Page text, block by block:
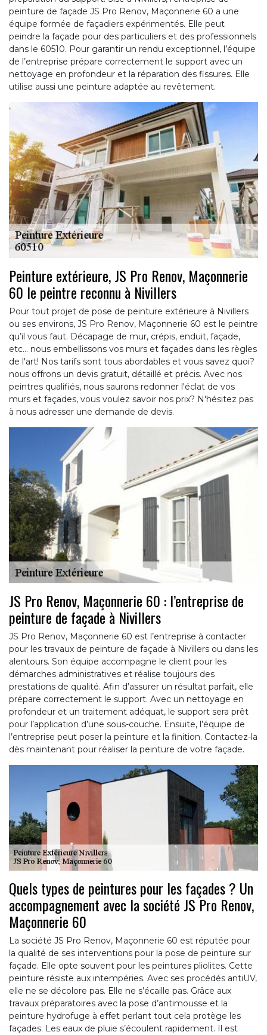
peinture de façade JS Pro Renov, Maçonnerie 60 a une
équipe formée de façadiers expérimentés. Elle peut
peindre la façade pour des particuliers et des professionnels
dans le 60510. Pour garantir un rendu exceptionnel, l’équipe
de l’entreprise prépare correctement le support avec un
nettoyage en profondeur et la réparation des fissures. Elle
utilise aussi une peinture adaptée au revêtement.
Peinture extérieure, JS Pro Renov, Maçonnerie
60 le peintre reconnu à Nivillers
Pour tout projet de pose de peinture extérieure à Nivillers
ou ses environs, JS Pro Renov, Maçonnerie 60 est le peintre
qu’il vous faut. Décapage de mur, crépis, enduit, façade,
etc... nous embellissons vos murs et façades dans les règles
de l'art! Nos tarifs sont tous abordables et vous savez quoi?
nous offrons un devis gratuit, détaillé et précis. Avec nos
peintres qualifiés, nous saurons redonner l'éclat de vos
murs et façades, vous voulez savoir nos prix? N'hésitez pas
à nous adresser une demande de devis.
JS Pro Renov, Maçonnerie 60 : l’entreprise de
peinture de façade à Nivillers
JS Pro Renov, Maçonnerie 60 est l’entreprise à contacter
pour les travaux de peinture de façade à Nivillers ou dans les
alentours. Son équipe accompagne le client pour les
démarches administratives et réalise toujours des
prestations de qualité. Afin d’assurer un résultat parfait, elle
prépare correctement le support. Avec un nettoyage en
profondeur et un traitement adéquat, le support sera prêt
pour l’application d’une sous-couche. Ensuite, l’équipe de
l’entreprise peut poser la peinture et la finition. Contactez-la
dès maintenant pour réaliser la peinture de votre façade.
Quels types de peintures pour les façades ? Un
accompagnement avec la société JS Pro Renov,
Maçonnerie 60
La société JS Pro Renov, Maçonnerie 60 est réputée pour
la qualité de ses interventions pour la pose de peinture sur
façade. Elle opte souvent pour les peintures pliolites. Cette
peinture résiste aux intempéries. Avec ses procédés antiUV,
elle ne se décolore pas. Elle ne s’écaille pas. Grâce aux
travaux préparatoires avec la pose d’antimousse et la
peinture hydrofuge à effet perlant tout cela protège les
façades. Les eaux de pluie s’écoulent rapidement. Il est